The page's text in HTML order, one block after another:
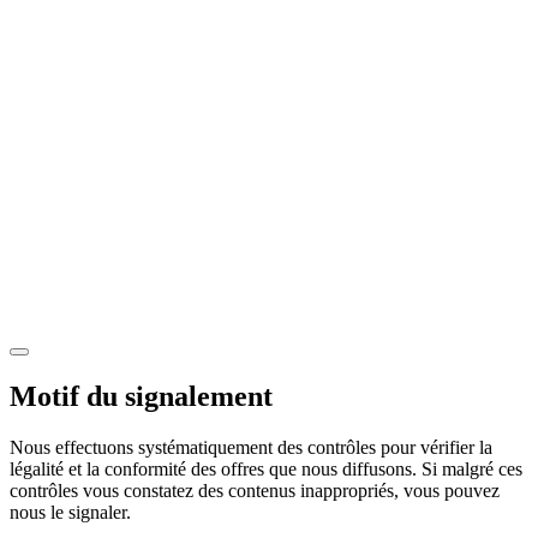
Motif du signalement
Nous effectuons systématiquement des contrôles pour vérifier la
légalité et la conformité des offres que nous diffusons. Si malgré ces
contrôles vous constatez des contenus inappropriés, vous pouvez
nous le signaler.